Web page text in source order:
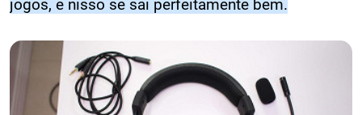
jogos, e nisso se sai perfeitamente bem.